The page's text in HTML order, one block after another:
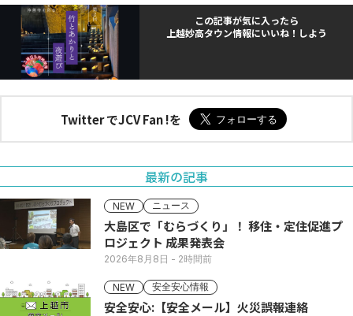
この記事が気に入ったら
上越妙高タウン情報にいいね！しよう
Twitter でJCV Fan !を
最新の記事
NEW ニュース
大島区で「むらづくり」！ 移住・定住促進プ
ロジェクト 成果発表会
2026年8月8日 - 2時間前
NEW 安全安心情報
安全安心:【安全メール】火災誤報連絡